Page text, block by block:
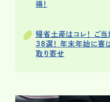
得！
帰省土産はコレ！ ご当
38選！ 年末年始に喜
取り寄せ